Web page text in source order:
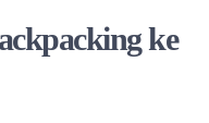
ke